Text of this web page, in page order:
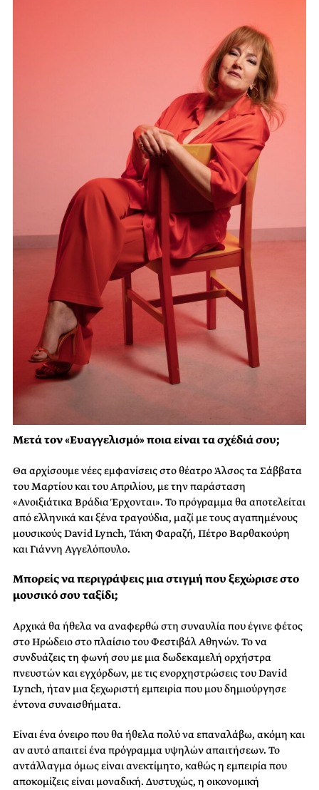
Μετά τον «Ευαγγελισμό» ποια είναι τα σχέδιά σου;
Θα αρχίσουμε νέες εμφανίσεις στο θέατρο Άλσος τα Σάββατα
του Μαρτίου και του Απριλίου, με την παράσταση
«Ανοιξιάτικα Βράδια Έρχονται». Το πρόγραμμα θα αποτελείται
από ελληνικά και ξένα τραγούδια, μαζί με τους αγαπημένους
μουσικούς David Lynch, Τάκη Φαραζή, Πέτρο Βαρθακούρη
και Γιάννη Αγγελόπουλο.
Μπορείς να περιγράψεις μια στιγμή που ξεχώρισε στο
μουσικό σου ταξίδι;
Αρχικά θα ήθελα να αναφερθώ στη συναυλία που έγινε φέτος
στο Ηρώδειο στο πλαίσιο του Φεστιβάλ Αθηνών. Το να
συνδυάζεις τη φωνή σου με μια δωδεκαμελή ορχήστρα
πνευστών και εγχόρδων, με τις ενορχηστρώσεις του David
Lynch, ήταν μια ξεχωριστή εμπειρία που μου δημιούργησε
έντονα συναισθήματα.
Είναι ένα όνειρο που θα ήθελα πολύ να επαναλάβω, ακόμη και
αν αυτό απαιτεί ένα πρόγραμμα υψηλών απαιτήσεων. Το
αντάλλαγμα όμως είναι ανεκτίμητο, καθώς η εμπειρία που
αποκομίζεις είναι μοναδική. Δυστυχώς, η οικονομική